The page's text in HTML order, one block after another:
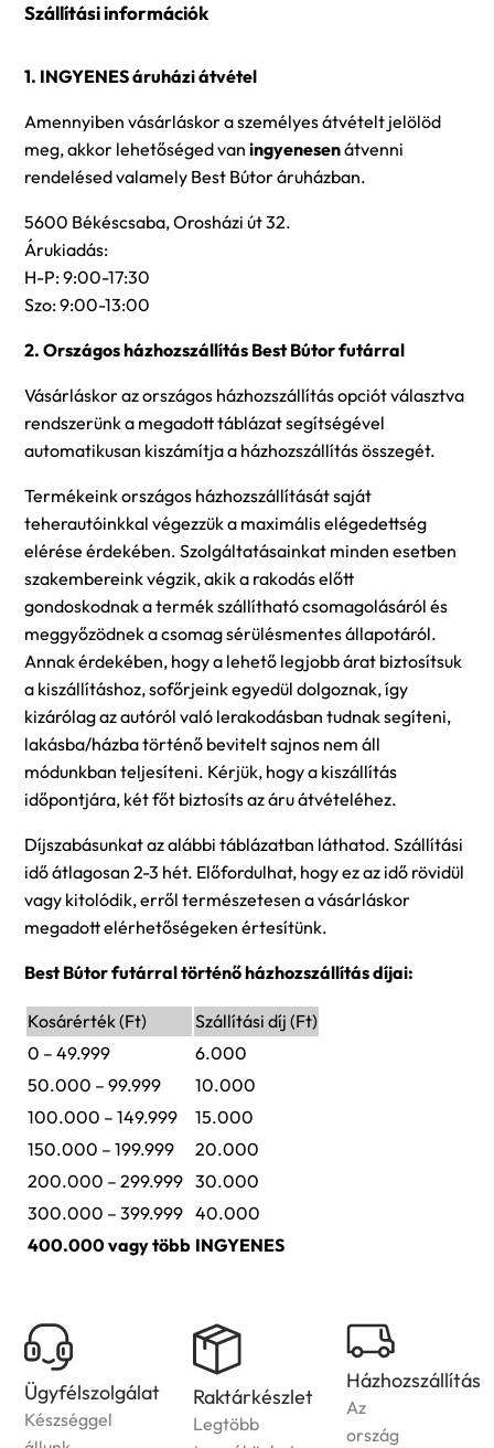
Szállítási információk
1. INGYENES áruházi átvétel
Amennyiben vásárláskor a személyes átvételt jelölöd
meg, akkor lehetőséged van ingyenesenátvenni
rendelésed valamely Best Bútor áruházban.
5600 Békéscsaba, Orosházi út 32.
Árukiadás:
H-P: 9:00-17:30
Szo: 9:00-13:00
2. Országos házhozszállítás Best Bútor futárral
Vásárláskor az országos házhozszállítás opciót választva
rendszerünk a megadott táblázat segítségével
automatikusan kiszámítja a házhozszállítás összegét.
Termékeink országos házhozszállítását saját
teherautóinkkal végezzük a maximális elégedettség
elérése érdekében. Szolgáltatásainkat minden esetben
szakembereink végzik, akik a rakodás előtt
gondoskodnak a termék szállítható csomagolásáról és
meggyőzödnek a csomag sérülésmentes állapotáról.
Annak érdekében, hogy a lehető legjobb árat biztosítsuk
a kiszállításhoz, sofőrjeink egyedül dolgoznak, így
kizárólag az autóról való lerakodásban tudnak segíteni,
lakásba/házba történő bevitelt sajnos nem áll
módunkban teljesíteni. Kérjük, hogy a kiszállítás
időpontjára, két főt biztosíts az áru átvételéhez.
Díjszabásunkat az alábbi táblázatban láthatod. Szállítási
idő átlagosan 2-3 hét. Előfordulhat, hogy ez az idő rövidül
vagy kitolódik, erről természetesen a vásárláskor
megadott elérhetőségeken értesítünk.
Best Bútor futárral történő házhozszállítás díjai:
Kosárérték (Ft)
Szállítási díj (Ft)
0 – 49.999
6.000
50.000 – 99.999
10.000
100.000 – 149.999
15.000
150.000 – 199.999
20.000
200.000 – 299.999 30.000
300.000 – 399.999 40.000
400.000 vagy több INGYENES
Raktárkészlet
Legtöbb
Házhozszállítás
Az
ország